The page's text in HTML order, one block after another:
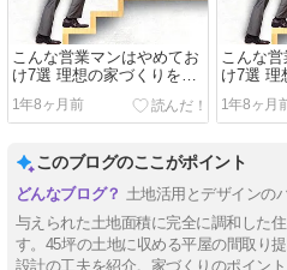
こんな営業マンはやめてお
け7選 理想の家づくりを実
現するために避けるべきサ
イン
1年8ヶ月前
こんな
け7選 理
現する
イン
1年8ヶ月
このブログのここがポイント
土地活用とデザインの
与えられた土地面積に完全に調和した
す。45坪の土地に収める平屋の間取り
設計の工夫を紹介。家づくりのポイン